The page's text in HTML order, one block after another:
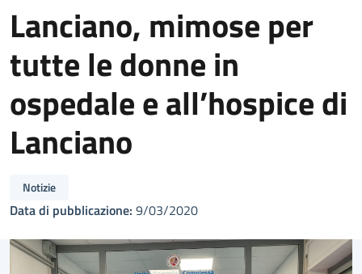
Lanciano, mimose per
tutte le donne in
ospedale e all’hospice di
Lanciano
Notizie
Data di pubblicazione: 9/03/2020